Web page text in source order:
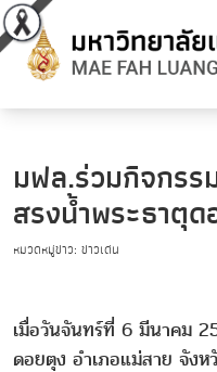
มฟล.ร่วมกิจกร
สรงน้ำพระธาตุ
หมวดหมู่ข่าว: ข่าวเด่น
เมื่อวันจันทร์ที่ 6 มีนาคม
ดอยตุง อำเภอแม่สาย จังห